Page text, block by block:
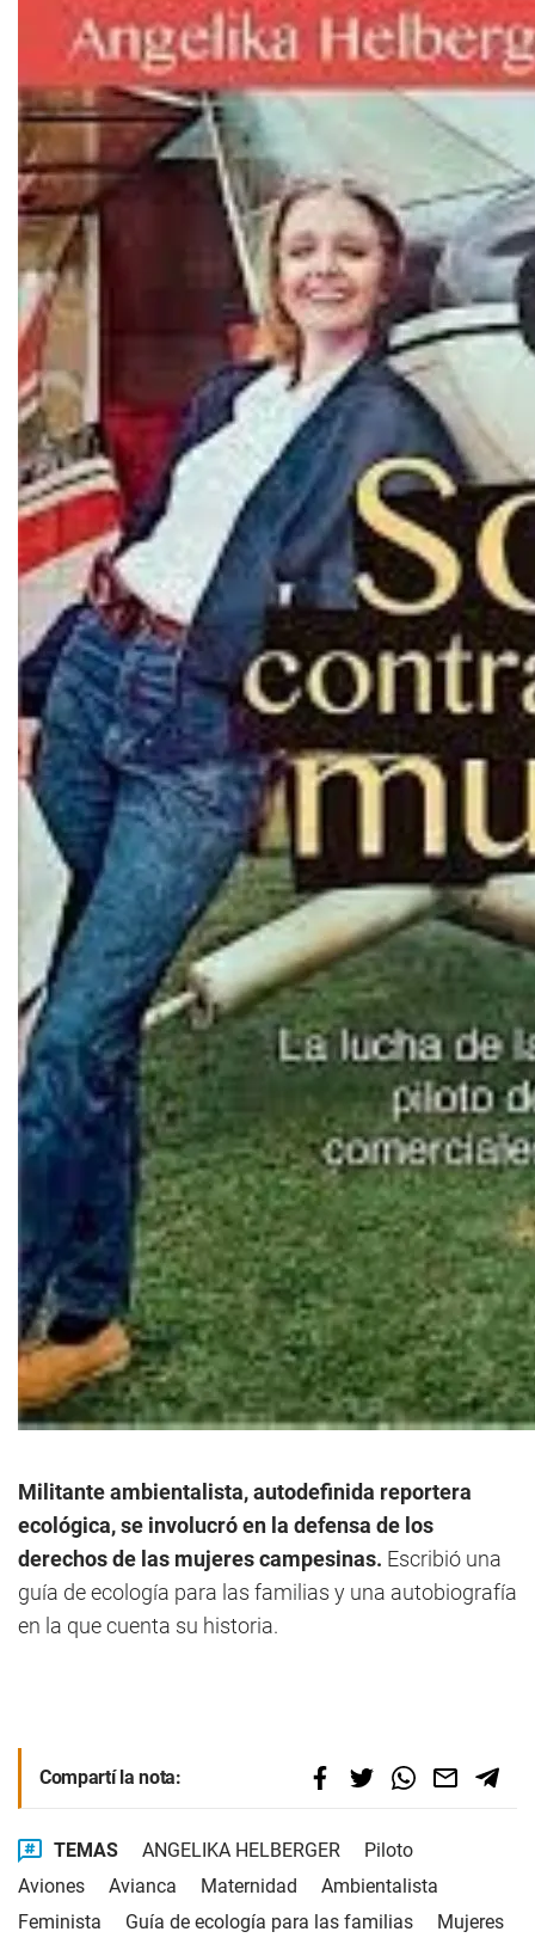
Militante ambientalista, autodefinida reportera
ecológica, se involucró en la defensa de los
derechos de las mujeres campesinas. Escribió una
guía de ecología para las familias y una autobiografía
en la que cuenta su historia.
Compartí la nota:
TEMAS ANGELIKA HELBERGER
Piloto
Aviones
Avianca Maternidad
Ambientalista
Feminista
Guía de ecología para las familias Mujeres